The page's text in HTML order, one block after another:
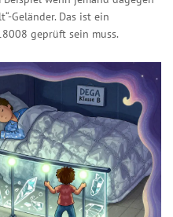
Geländer. Das ist ein
geprüft sein muss.